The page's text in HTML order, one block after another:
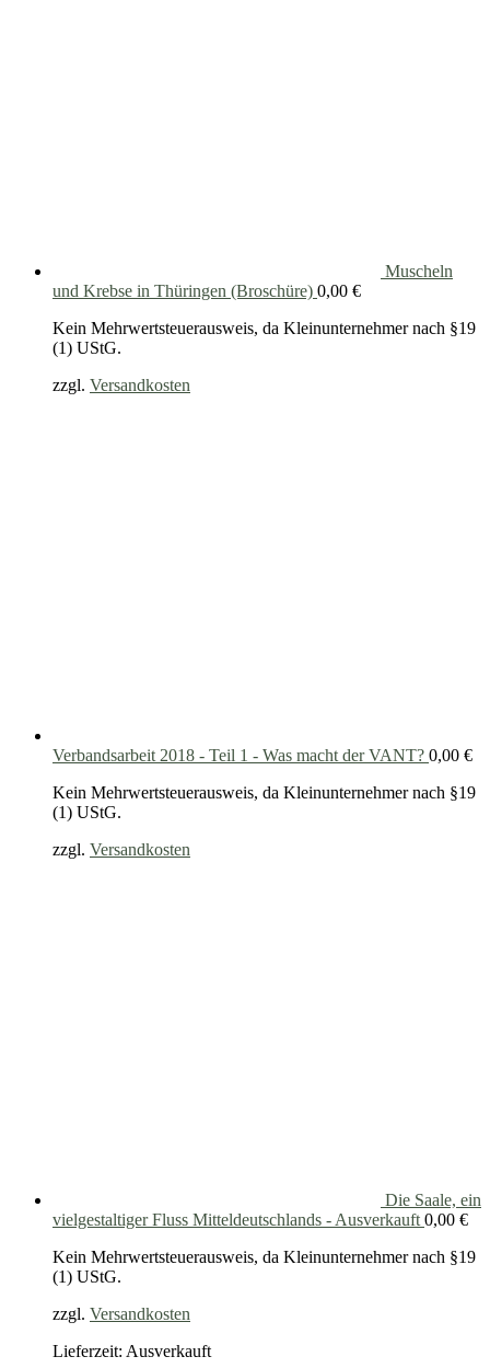
Muscheln
und Krebse in Thüringen (Broschüre) 0,00 €
Kein Mehrwertsteuerausweis, da Kleinunternehmer nach §19
(1) UStG.
zzgl. Versandkosten
Verbandsarbeit 2018 - Teil 1 - Was macht der VANT? 0,00 €
Kein Mehrwertsteuerausweis, da Kleinunternehmer nach §19
(1) UStG.
zzgl. Versandkosten
Die Saale, ein
vielgestaltiger Fluss Mitteldeutschlands - Ausverkauft 0,00 €
Kein Mehrwertsteuerausweis, da Kleinunternehmer nach §19
(1) UStG.
zzgl. Versandkosten
Lieferzeit: Ausverkauft